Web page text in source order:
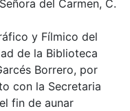
del Carmen, C.
y Fílmico del
de la Biblioteca
Borrero, por
con la Secretaria
fin de aunar